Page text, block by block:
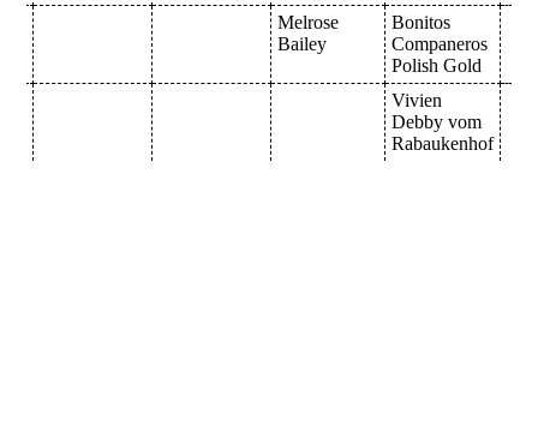
Melrose
Bailey
Bonitos
Companeros
Polish Gold
Vivien
Debby vom
Rabaukenhof